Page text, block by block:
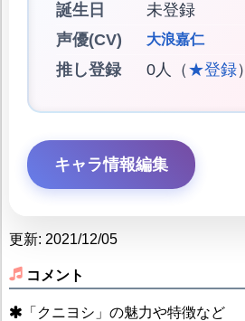
誕生日
未登録
声優(CV)
大浪嘉仁
推し登録 0人（ ★登録）
キャラ情報編集
更新: 2021/12/05
コメント
「クニヨシ」の魅力や特徴など